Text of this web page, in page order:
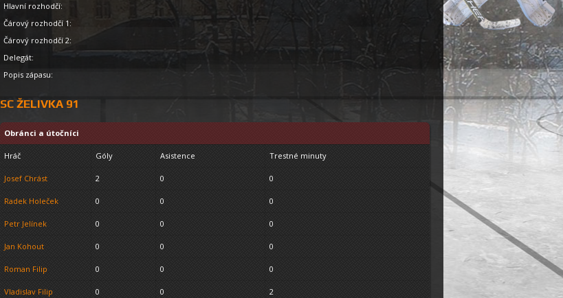
Hlavní rozhodčí:
Čárový rozhodčí 1:
Čárový rozhodčí 2:
Delegát:
Popis zápasu:
SC ŽELIVKA 91
Obránci a útočníci
Hráč Góly Asistence Trestné minuty
Josef Chrást 2 0 0
Radek Holeček 0 0 0
Petr Jelínek 0 0 0
Jan Kohout 0 0 0
Roman Filip 0 0 0
Vladislav Filip 0 0 2